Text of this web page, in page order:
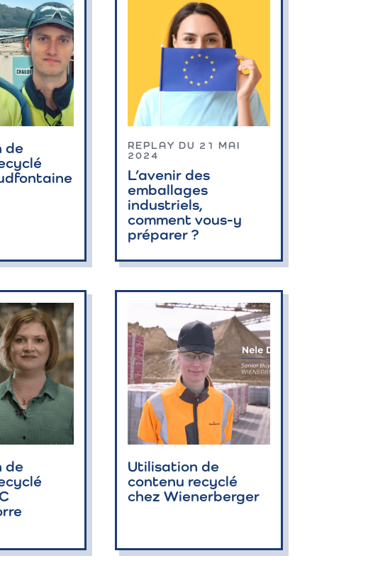
de
REPLAY DU 21 MAI
2024
L’avenir des
emballages
industriels,
comment vous-y
préparer ?
de
Utilisation de
contenu recyclé
chez Wienerberger